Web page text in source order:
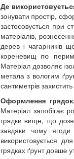
Де
зонувати простір,
застосовується при
матеріалів,
дерев і чагарників
кореневищ по
Матеріал дозволяє
метала з вологим
сантиметрів
Оформлення грядок.
Матеріал запобігає
грядки вище, що
завдяки чому
використовується
грядках ґрунт довше